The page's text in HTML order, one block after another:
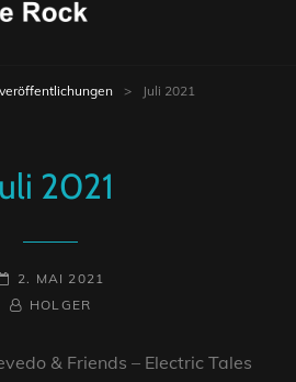
> Juli 2021
2021
ON
2. MAI 2021
BY
BYLINEHOLGER
& Friends – Electric Tales